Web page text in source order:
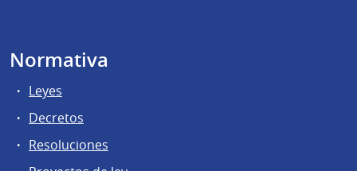
Normativa
Leyes
Decretos
Resoluciones